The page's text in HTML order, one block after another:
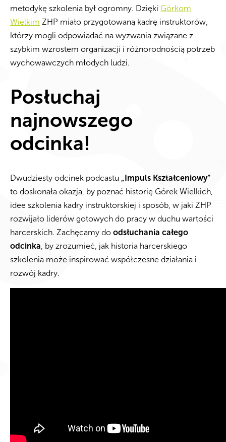
metodykę szkolenia był ogromny. Dzięki Górkom
Wielkim ZHP miało przygotowaną kadrę instruktorów,
którzy mogli odpowiadać na wyzwania związane z
szybkim wzrostem organizacji i różnorodnością potrzeb
wychowawczych młodych ludzi.
Posłuchaj
najnowszego
odcinka!
Dwudziesty odcinek podcastu „Impuls Kształceniowy”
to doskonała okazja, by poznać historię Górek Wielkich,
idee szkolenia kadry instruktorskiej i sposób, w jaki ZHP
rozwijało liderów gotowych do pracy w duchu wartości
harcerskich. Zachęcamy do odsłuchania całego
odcinka, by zrozumieć, jak historia harcerskiego
szkolenia może inspirować współczesne działania i
rozwój kadry.